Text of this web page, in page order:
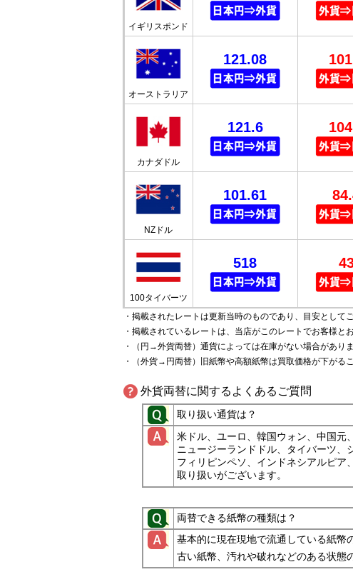
イギリスポンド
オーストラリア
121.08
カナダドル
121.6
NZドル
101.61
100タイバーツ
518
・掲載されたレートは更新当時のものであり、目安として
・掲載されているレートは、当店がこのレートでお客様と
・（円→外貨両替）通貨によっては在庫がない場合があり
・（外貨→円両替）旧紙幣や高額紙幣は買取価格が下がる
外貨両替に関するよくあるご質問
取り扱い通貨は？
米ドル、ユーロ、韓国ウォン、中国元
ニュージーランドドル、タイバーツ、
フィリピンペソ、インドネシアルピア
取り扱いがございます。
両替できる紙幣の種類は？
基本的に現在現地で流通している紙幣
古い紙幣、汚れや破れなどのある状態